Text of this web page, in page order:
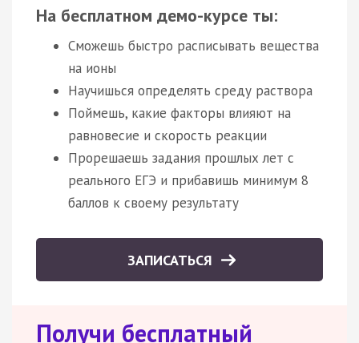
На бесплатном демо-курсе ты:
Сможешь быстро расписывать вещества
на ионы
Научишься определять среду раствора
Поймешь, какие факторы влияют на
равновесие и скорость реакции
Прорешаешь задания прошлых лет с
реального ЕГЭ и прибавишь минимум 8
баллов к своему результату
ЗАПИСАТЬСЯ
Получи бесплатный